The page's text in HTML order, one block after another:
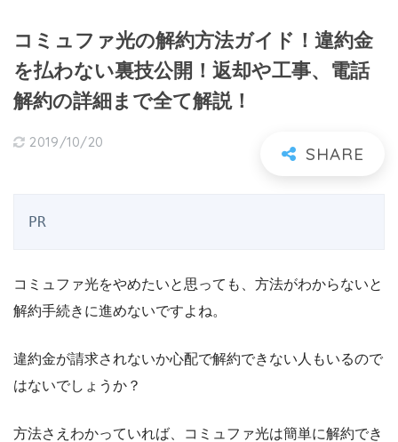
コミュファ光の解約方法ガイド！違約金
を払わない裏技公開！返却や工事、電話
解約の詳細まで全て解説！
2019/10/20
PR
コミュファ光をやめたいと思っても、方法がわからないと
解約手続きに進めないですよね。
違約金が請求されないか心配で解約できない人もいるので
はないでしょうか？
方法さえわかっていれば、コミュファ光は簡単に解約でき